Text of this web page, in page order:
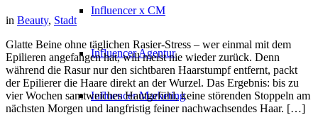
Influencer x CM
Influencer Agentur
Influencer Marketing
in Beauty, Stadt
Glatte Beine ohne täglichen Rasier-Stress – wer einmal mit dem
Epilieren angefangen hat, will meist nie wieder zurück. Denn
während die Rasur nur den sichtbaren Haarstumpf entfernt, packt
der Epilierer die Haare direkt an der Wurzel. Das Ergebnis: bis zu
vier Wochen samtweiches Hautgefühl, keine störenden Stoppeln am
nächsten Morgen und langfristig feiner nachwachsendes Haar. […]